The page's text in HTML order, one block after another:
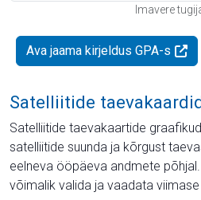
Imavere
Ava jaama kirjeldus GPA-s
Satelliitide
Satelliitide taevakaartide
satelliitide suunda ja kõrgust
eelneva ööpäeva andmete
võimalik valida ja vaadata